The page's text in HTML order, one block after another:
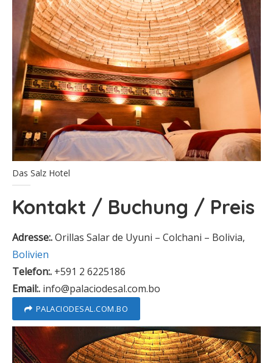
Das Salz Hotel
Kontakt / Buchung / Preis
Adresse:.Orillas Salar de Uyuni – Colchani – Bolivia,
Bolivien
Telefon:. +591 2 6225186
Email:. info@palaciodesal.com.bo
PALACIODESAL.COM.BO